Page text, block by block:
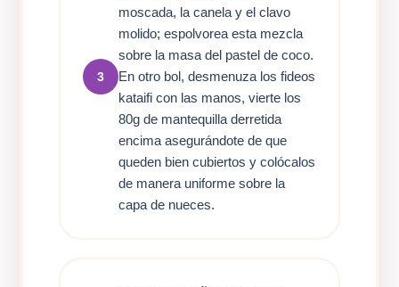
3
moscada, la canela y el clavo
molido; espolvorea esta mezcla
sobre la masa del pastel de coco.
En otro bol, desmenuza los fideos
kataifi con las manos, vierte los
80g de mantequilla derretida
encima asegurándote de que
queden bien cubiertos y colócalos
de manera uniforme sobre la
capa de nueces.